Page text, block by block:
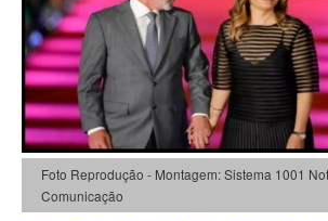
Foto Reprodução - Montagem: Sistema 1001
Comunicação